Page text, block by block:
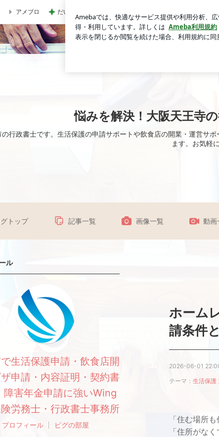
れる？大阪での申請条件と支給額をわかりやすく解説 |
アメブロ だいた 長持ちする締め付けない服
悩みを解決！大阪天王寺
の行政書士です。生活保護の申請サポートや飲食店の開業・運営サ
ます。お気軽
トップ 記事一覧 画像一覧 動画
ホーム
請条件
2026-06-01
テーマ： 生活保護
「住む場所
「住所がな
ル
生活保護申請・飲食店開
申請・内容証明・契約書
障害年金申請に強いWing
労務士・行政書士事務所
プロフィール ピグの部屋